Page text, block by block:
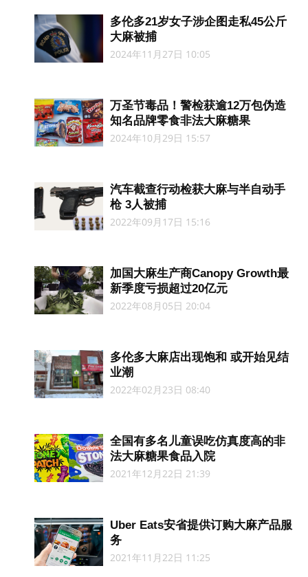
多伦多21岁女子涉企图走私45公斤
大麻被捕
2024年11月27日 10:05
万圣节毒品！警检获逾12万包伪造
知名品牌零食非法大麻糖果
2024年10月29日 15:57
汽车截查行动检获大麻与半自动手
枪 3人被捕
2022年09月17日 15:16
加国大麻生产商Canopy Growth最
新季度亏损超过20亿元
2022年08月05日 20:04
多伦多大麻店出现饱和 或开始见结
业潮
2022年02月23日 08:40
全国有多名儿童误吃仿真度高的非
法大麻糖果食品入院
2021年12月22日 21:39
Uber Eats安省提供订购大麻产品服
务
2021年11月22日 11:25